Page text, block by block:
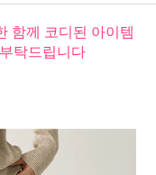
함께 코디된 아이템
탁드립니다